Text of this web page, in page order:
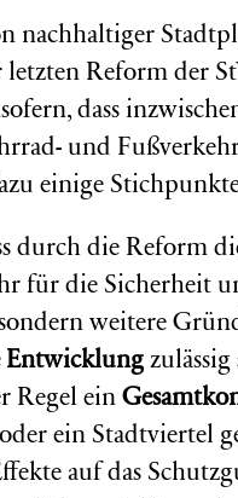
nachhaltiger
letzten Reform der
dass
und
einige
durch die Reform
für die Sicherheit
weitere
Entwicklung zulässig
Regel ein
ein Stadtviertel
auf das